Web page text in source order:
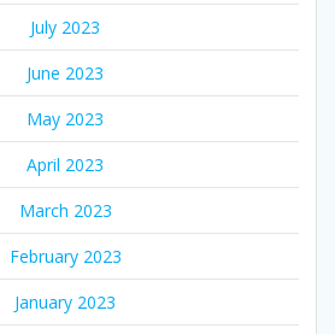
July 2023
June 2023
May 2023
April 2023
March 2023
February 2023
January 2023